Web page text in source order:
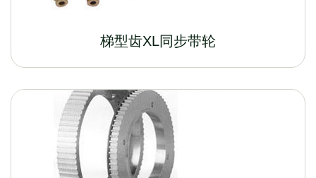
梯型齿XL同步带轮